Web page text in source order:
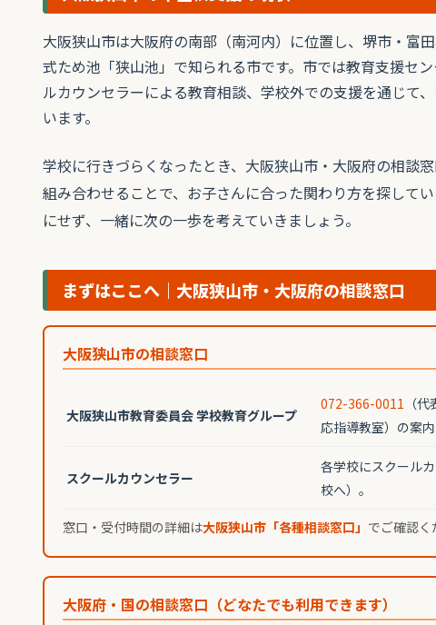
大阪狭山市は大阪府の南部（南河内）に位置し、堺市・富
式ため池「狭山池」で知られる市です。市では教育支援セ
ルカウンセラーによる教育相談、学校外での支援を通じて
います。
学校に行きづらくなったとき、大阪狭山市・大阪府の相談
組み合わせることで、お子さんに合った関わり方を探して
にせず、一緒に次の一歩を考えていきましょう。
まずはここへ｜大阪狭山市・大阪府の相談窓口
大阪狭山市の相談窓口
大阪狭山市教育委員会 学校教育グループ
072-366-0011 （
応指導教室）の案内
スクールカウンセラー
各学校にスクール
校へ）。
窓口・受付時間の詳細は大阪狭山市「各種相談窓口」 でご確認く
大阪府・国の相談窓口（どなたでも利用できます）